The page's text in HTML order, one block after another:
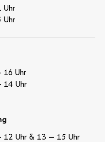
Uhr
Uhr
Uhr
14 Uhr
12 Uhr & 13 – 15 Uhr